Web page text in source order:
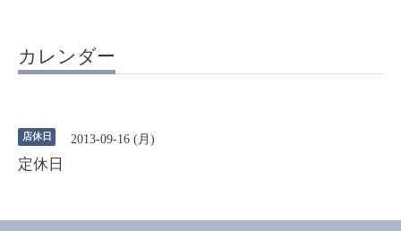
カレンダー
店休日 2013-09-16 (月)
定休日